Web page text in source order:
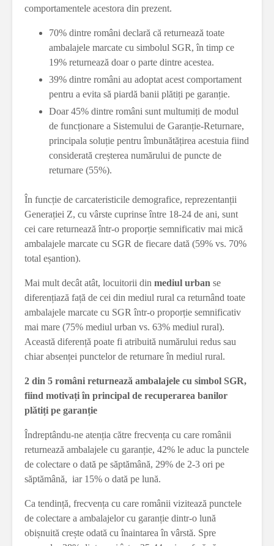
comportamentele acestora din prezent.
70% dintre români declară că returnează toate
ambalajele marcate cu simbolul SGR, în timp ce
19% returnează doar o parte dintre acestea.
39% dintre români au adoptat acest comportament
pentru a evita să piardă banii plătiți pe garanție.
Doar 45% dintre români sunt multumiți de modul
de funcționare a Sistemului de Garanție-Returnare,
principala soluție pentru îmbunătățirea acestuia fiind
considerată creșterea numărului de puncte de
returnare (55%).
În funcție de carcateristicile demografice, reprezentanții
Generației Z, cu vârste cuprinse între 18-24 de ani, sunt
cei care returnează într-o proporție semnificativ mai mică
ambalajele marcate cu SGR de fiecare dată (59% vs. 70%
total eșantion).
Mai mult decât atât, locuitorii din mediul urban se
diferențiază față de cei din mediul rural ca returnând toate
ambalajele marcate cu SGR într-o proporție semnificativ
mai mare (75% mediul urban vs. 63% mediul rural).
Această diferență poate fi atribuită numărului redus sau
chiar absenței punctelor de returnare în mediul rural.
2 din 5 români returnează ambalajele cu simbol SGR,
fiind motivați în principal de recuperarea banilor
plătiți pe garanție
Îndreptându-ne atenția către frecvența cu care românii
returnează ambalajele cu garanție, 42% le aduc la punctele
de colectare o dată pe săptămână, 29% de 2-3 ori pe
săptămână, iar 15% o dată pe lună.
Ca tendință, frecvența cu care românii vizitează punctele
de colectare a ambalajelor cu garanție dintr-o lună
obișnuită crește odată cu înaintarea în vârstă. Spre